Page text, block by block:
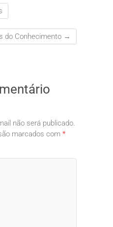
do Conhecimento →
não será publicado.
marcados com *